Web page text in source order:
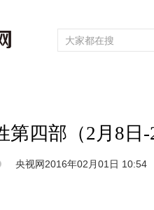
第四部（2月8日
央视网2016年02月01日 10:54